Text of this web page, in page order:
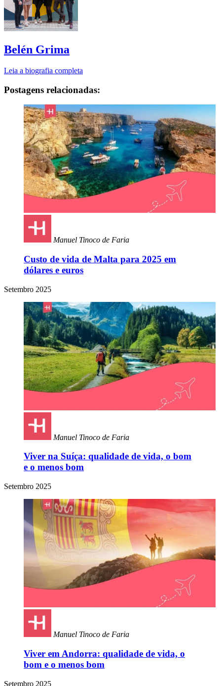
Belén Grima
Leia a biografia completa
Postagens relacionadas:
Manuel Tinoco de Faria
Custo de vida de Malta para 2025 em
dólares e euros
Setembro 2025
Manuel Tinoco de Faria
Viver na Suíça: qualidade de vida, o bom
e o menos bom
Setembro 2025
Manuel Tinoco de Faria
Viver em Andorra: qualidade de vida, o
bom e o menos bom
Setembro 2025